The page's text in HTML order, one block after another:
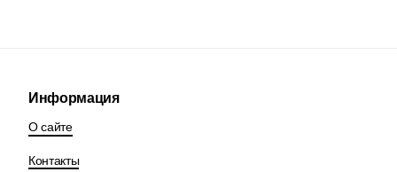
Информация
О сайте
Контакты